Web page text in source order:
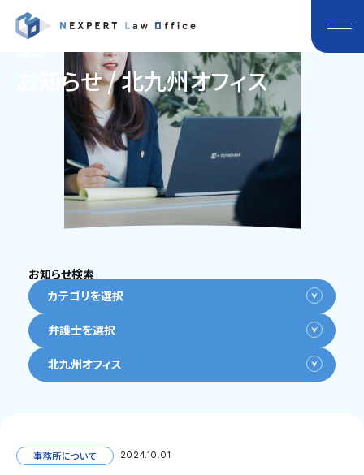
お知らせ / 北九州オフィス
お知らせ検索
カテゴリを選択
弁護士を選択
北九州オフィス
事務所について 2024.10.01